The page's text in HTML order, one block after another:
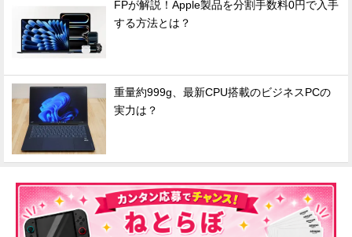
FPが解説！Apple製品を分割手数料0円で入手
する方法とは？
重量約999g、最新CPU搭載のビジネスPCの
実力は？